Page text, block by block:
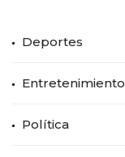
Deportes
Entretenimiento
Política